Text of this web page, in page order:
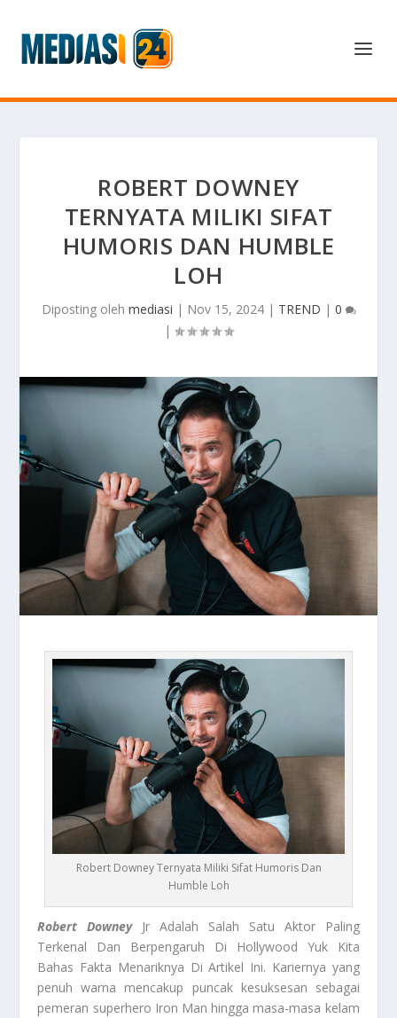
ROBERT DOWNEY
TERNYATA MILIKI SIFAT
HUMORIS DAN HUMBLE
LOH
Diposting oleh mediasi | Nov 15, 2024| TREND | 0
|
Robert Downey Ternyata Miliki Sifat Humoris Dan
Humble Loh
Robert DowneyJr Adalah Salah Satu Aktor Paling
Terkenal Dan Berpengaruh Di Hollywood Yuk Kita
Bahas Fakta Menariknya Di Artikel Ini. Kariernya yang
penuh warna mencakup puncak kesuksesan sebagai
pemeran superhero Iron Man hingga masa-masa kelam